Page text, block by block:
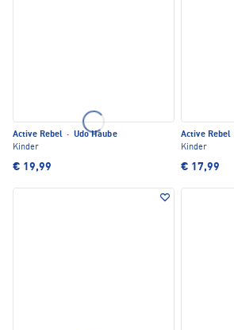
Active Rebel · Udo Haube
Kinder
€ 19,99
Active Rebel
Kinder
€ 17,99